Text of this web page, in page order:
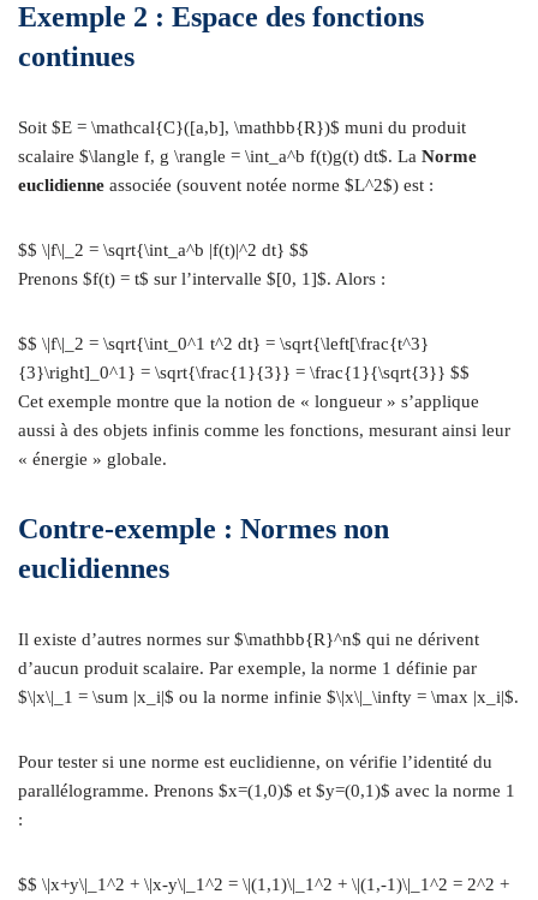
Exemple 2 : Espace des fonctions
continues
Soit $E = \mathcal{C}([a,b], \mathbb{R})$ muni du produit
scalaire $\langle f, g \rangle = \int_a^b f(t)g(t) dt$. La Norme
euclidienne associée (souvent notée norme $L^2$) est :
$$ \|f\|_2 = \sqrt{\int_a^b |f(t)|^2 dt} $$
Prenons $f(t) = t$ sur l’intervalle $[0, 1]$. Alors :
$$ \|f\|_2 = \sqrt{\int_0^1 t^2 dt} = \sqrt{\left[\frac{t^3}
{3}\right]_0^1} = \sqrt{\frac{1}{3}} = \frac{1}{\sqrt{3}} $$
Cet exemple montre que la notion de « longueur » s’applique
aussi à des objets infinis comme les fonctions, mesurant ainsi leur
« énergie » globale.
Contre-exemple : Normes non
euclidiennes
Il existe d’autres normes sur $\mathbb{R}^n$ qui ne dérivent
d’aucun produit scalaire. Par exemple, la norme 1 définie par
$\|x\|_1 = \sum |x_i|$ ou la norme infinie $\|x\|_\infty = \max |x_i|$.
Pour tester si une norme est euclidienne, on vérifie l’identité du
parallélogramme. Prenons $x=(1,0)$ et $y=(0,1)$ avec la norme 1
:
$$ \|x+y\|_1^2 + \|x-y\|_1^2 = \|(1,1)\|_1^2 + \|(1,-1)\|_1^2 = 2^2 +